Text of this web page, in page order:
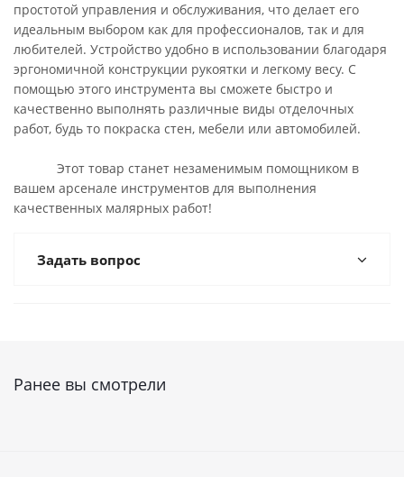
простотой управления и обслуживания, что делает его
идеальным выбором как для профессионалов, так и для
любителей. Устройство удобно в использовании благодаря
эргономичной конструкции рукоятки и легкому весу. С
помощью этого инструмента вы сможете быстро и
качественно выполнять различные виды отделочных
работ, будь то покраска стен, мебели или автомобилей.
Этот товар станет незаменимым помощником в
вашем арсенале инструментов для выполнения
качественных малярных работ!
Задать вопрос
Ранее вы смотрели